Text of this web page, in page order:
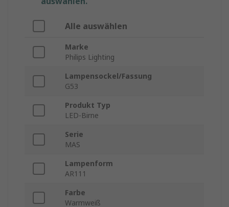
Alle auswählen
Marke
Philips Lighting
Lampensockel/Fassung
G53
Produkt Typ
LED-Birne
Serie
MAS
Lampenform
AR111
Farbe
Warmweiß